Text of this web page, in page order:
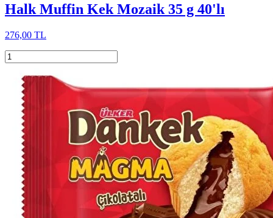
Halk Muffin Kek Mozaik 35 g 40'lı
276,00 TL